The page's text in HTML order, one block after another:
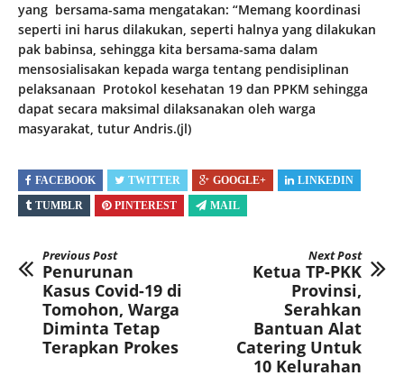
yang bersama-sama mengatakan: “Memang koordinasi
seperti ini harus dilakukan, seperti halnya yang dilakukan
pak babinsa, sehingga kita bersama-sama dalam
mensosialisakan kepada warga tentang pendisiplinan
pelaksanaan Protokol kesehatan 19 dan PPKM sehingga
dapat secara maksimal dilaksanakan oleh warga
masyarakat, tutur Andris.(jl)
FACEBOOK TWITTER GOOGLE+
LINKEDIN
TUMBLR
PINTEREST MAIL
Previous Post
Penurunan
Kasus Covid-19 di
Tomohon, Warga
Diminta Tetap
Terapkan Prokes
Next Post
Ketua TP-PKK
Provinsi,
Serahkan
Bantuan Alat
Catering Untuk
10 Kelurahan